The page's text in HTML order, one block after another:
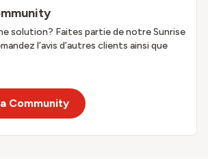
solution? Faites partie de notre Sunrise
l’avis d’autres clients ainsi que
Community